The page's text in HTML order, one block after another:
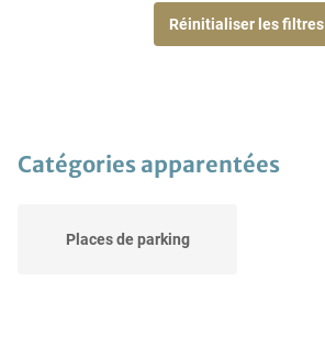
Réinitialiser les filtres
Catégories apparentées
Places de parking